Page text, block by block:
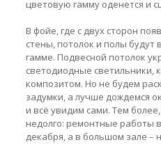
цветовую гамму оденется и
В фойе, где с двух сторон
стены, потолок и полы
гамме. Подвесной потолок
светодиодные
композитом. Но не будем
задумки, а лучше дождемся
и всё увидим сами. Тем
недолго: ремонтные работы
декабря, а в большом зале –